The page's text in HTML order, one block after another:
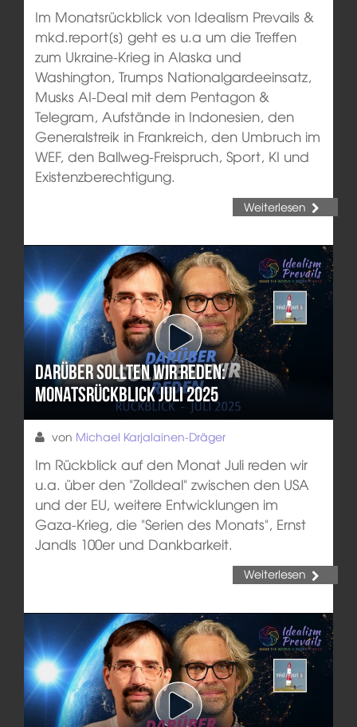
Im Monatsrückblick von Idealism Prevails &
mkd.report[s] geht es u.a um die Treffen
zum Ukraine-Krieg in Alaska und
Washington, Trumps Nationalgardeeinsatz,
Musks AI-Deal mit dem Pentagon &
Telegram, Aufstände in Indonesien, den
Generalstreik in Frankreich, den Umbruch im
WEF, den Ballweg-Freispruch, Sport, KI und
Existenzberechtigung.
Weiterlesen
Darüber sollten wir reden:
Monatsrückblick Juli 2025
von Michael Karjalainen-Dräger
Im Rückblick auf den Monat Juli reden wir
u.a. über den "Zolldeal" zwischen den USA
und der EU, weitere Entwicklungen im
Gaza-Krieg, die "Serien des Monats", Ernst
Jandls 100er und Dankbarkeit.
Weiterlesen